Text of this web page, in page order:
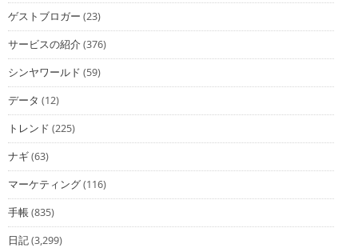
ゲストブロガー (23)
サービスの紹介(376)
シンヤワールド (59)
データ (12)
トレンド (225)
ナギ(63)
マーケティング(116)
手帳(835)
日記(3,299)